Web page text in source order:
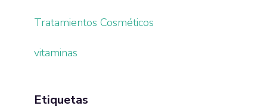
Tratamientos Cosméticos
vitaminas
Etiquetas